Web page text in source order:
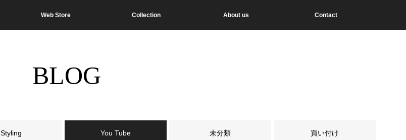
Web Store Collection About us Contact
BLOG
Styling You Tube 未分類 買い付け